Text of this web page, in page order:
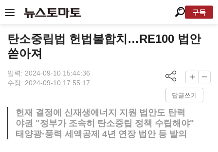
구독
탄소중립법 헌법불합치…RE100 법안
쏟아져
입력: 2024-09-10 15:44:36
수정: 2024-09-10 17:55:17
답글쓰기
헌재 결정에 신재생에너지 지원 법안도 탄력
야권 "정부가 조속히 탄소중립 정책 수립해야"
태양광·풍력 세액공제 4년 연장 법안 등 발의